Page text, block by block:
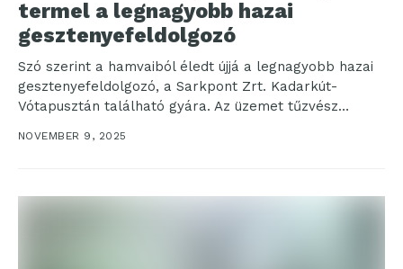
termel a legnagyobb hazai
gesztenyefeldolgozó
Szó szerint a hamvaiból éledt újjá a legnagyobb hazai
gesztenyefeldolgozó, a Sarkpont Zrt. Kadarkút-
Vótapusztán található gyára. Az üzemet tűzvész
NOVEMBER 9, 2025